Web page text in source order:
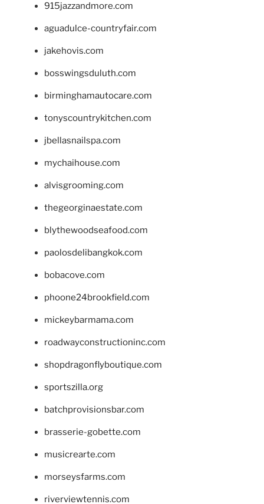
915jazzandmore.com
aguadulce-countryfair.com
jakehovis.com
bosswingsduluth.com
birminghamautocare.com
tonyscountrykitchen.com
jbellasnailspa.com
mychaihouse.com
alvisgrooming.com
thegeorginaestate.com
blythewoodseafood.com
paolosdelibangkok.com
bobacove.com
phoone24brookfield.com
mickeybarmama.com
roadwayconstructioninc.com
shopdragonflyboutique.com
sportszilla.org
batchprovisionsbar.com
brasserie-gobette.com
musicrearte.com
morseysfarms.com
riverviewtennis.com